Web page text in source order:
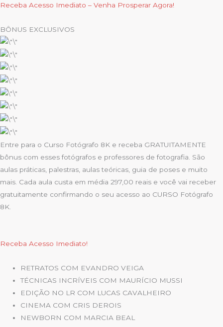
Receba Acesso Imediato – Venha Prosperar Agora!
BÔNUS EXCLUSIVOS
Entre para o Curso Fotógrafo 8K e receba GRATUITAMENTE
bônus com esses fotógrafos e professores de fotografia. São
aulas práticas, palestras, aulas teóricas, guia de poses e muito
mais. Cada aula custa em média 297,00 reais e você vai receber
gratuitamente confirmando o seu acesso ao CURSO Fotógrafo
8K.
Receba Acesso Imediato!
RETRATOS COM EVANDRO VEIGA
TÉCNICAS INCRÍVEIS COM MAURÍCIO MUSSI
EDIÇÃO NO LR COM LUCAS CAVALHEIRO
CINEMA COM CRIS DEROIS
NEWBORN COM MARCIA BEAL